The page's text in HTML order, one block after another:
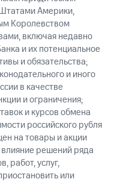
Америки,
Королевством
включая недавно
и их потенциальное
и обязательства;
и иного
в качестве
и ограничения;
и курсов обмена
российского рубля
на товары и акции
решений ряда
работ, услуг,
или